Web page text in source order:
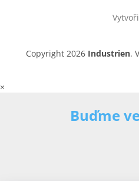
Copyright 2026 Industrien.
×
Buďme